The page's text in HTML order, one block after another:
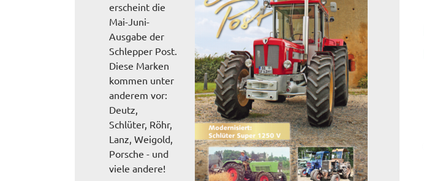
erscheint die
Mai-Juni-
Ausgabe der
Schlepper Post.
Diese Marken
kommen unter
anderem vor:
Deutz,
Schlüter, Röhr,
Lanz, Weigold,
Porsche - und
viele andere!